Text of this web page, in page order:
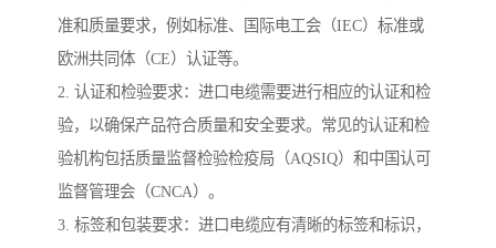
准和质量要求，例如标准、国际电工会（IEC）标准或
欧洲共同体（CE）认证等。
2. 认证和检验要求：进口电缆需要进行相应的认证和检
验，以确保产品符合质量和安全要求。常见的认证和检
验机构包括质量监督检验检疫局（AQSIQ）和中国认可
监督管理会（CNCA）。
3. 标签和包装要求：进口电缆应有清晰的标签和标识，